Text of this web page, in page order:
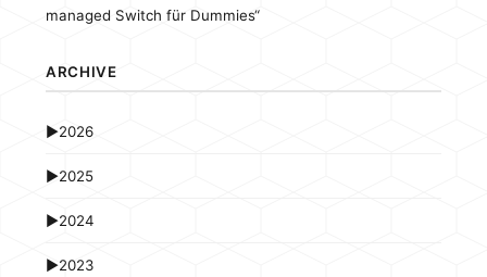
managed Switch für Dummies“
ARCHIVE
►2026
►2025
►2024
►2023